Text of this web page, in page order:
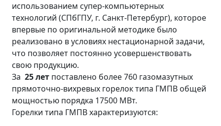
использованием супер-компьютерных
технологий (СПбГПУ, г. Санкт-Петербург), которое
впервые по оригинальной методике было
реализовано в условиях нестационарной задачи,
что позволяет постоянно усовершенствовать
свою продукцию.
За 25 лет поставлено более 760 газомазутных
прямоточно-вихревых горелок типа ГМПВ общей
мощностью порядка 17500 МВт.
Горелки типа ГМПВ характеризуются: